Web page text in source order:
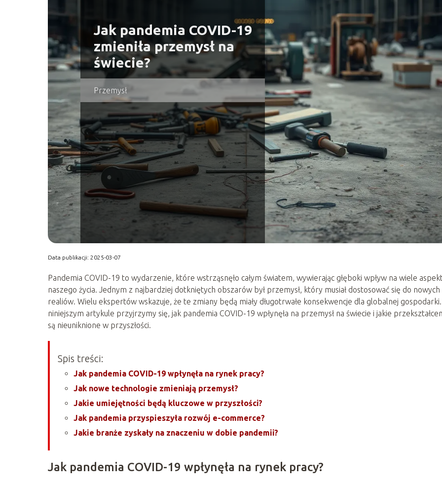
Jak pandemia COVID-19
zmieniła przemysł na
świecie?
Przemysł
Data publikacji: 2025-03-07
Pandemia COVID-19 to wydarzenie, które wstrząsnęło całym światem, wywierając głęboki wpływ na wiele
naszego życia. Jednym z najbardziej dotkniętych obszarów był przemysł, który musiał dostosować się do nowych
realiów. Wielu ekspertów wskazuje, że te zmiany będą miały długotrwałe konsekwencje dla globalnej
niniejszym artykule przyjrzymy się, jak pandemia COVID-19 wpłynęła na przemysł na świecie i jakie
są nieuniknione w przyszłości.
Spis treści:
Jak pandemia COVID-19 wpłynęła na rynek pracy?
Jak nowe technologie zmieniają przemysł?
Jakie umiejętności będą kluczowe w przyszłości?
Jak pandemia przyspieszyła rozwój e-commerce?
Jakie branże zyskały na znaczeniu w dobie pandemii?
Jak pandemia COVID-19 wpłynęła na rynek pracy?